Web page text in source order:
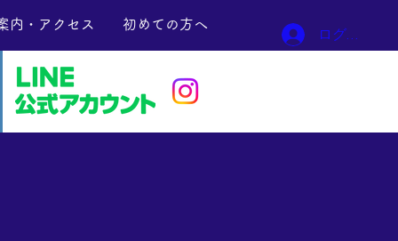
内・アクセス 初めての方へ
ログイン